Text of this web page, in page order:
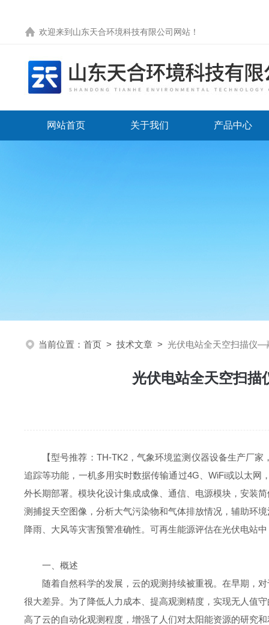
欢迎来到 山东天合环境科技有限公司网站 ！
网站首页 关于我们 产品中心
当前位置： 首页 > 技术文章 > 光伏电站全天空扫描仪—
光伏电站全天空扫
【型号推荐：TH-TK2，气象环境监测仪器设备生产厂
追踪等功能，一机多用实时数据传输通过4G、WiFi或以太
外长期部署。模块化设计集成成像、通信、电源模块，安装
测捕捉天空图像，分析大气污染物和气体排放情况，辅助环
降雨、大风等灾害预警准确性。可再生能源评估在光伏电站
一、概述
随着自然科学的发展，云的观测持续被重视。在早期，
很大差异。为了降低人力成本、提高观测精度，实现无人值
高了云的自动化观测程度，增强了人们对太阳能资源的研究